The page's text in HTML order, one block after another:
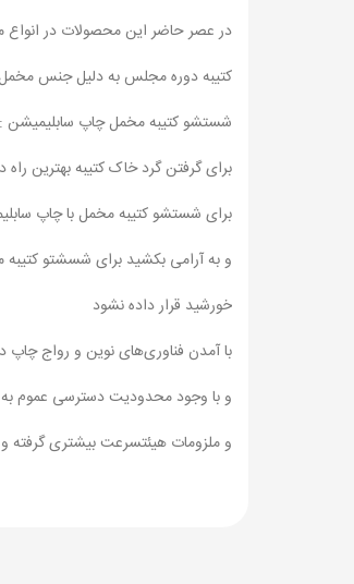
در عصر حاضر این محصولات در انواع
کتیبه دوره مجلس به دلیل جنس
شستشو کتیبه مخمل چاپ سابلیمیشن :
برای گرفتن گرد خاک کتیبه بهترین
برای شستشو کتیبه مخمل با چاپ
و به آرامی بکشید برای شسشتو
خورشید قرار داده نشود
با آمدن فناوری‌های نوین و رواج چاپ
و با وجود محدودیت دسترسی عموم به
و ملزومات هیئتسرعت بیشتری